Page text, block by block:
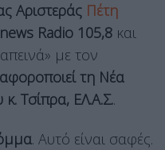
Αριστεράς Πέτη
Radio 105,8 και
με τον
τη Νέα
Τσίπρα, ΕΛ.Α.Σ..
. Αυτό είναι σαφές.